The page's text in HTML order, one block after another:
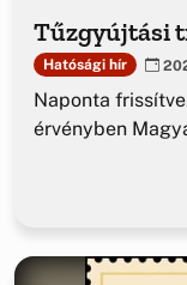
Tűzgyújtási
Hatósági hír
Naponta
érvényben